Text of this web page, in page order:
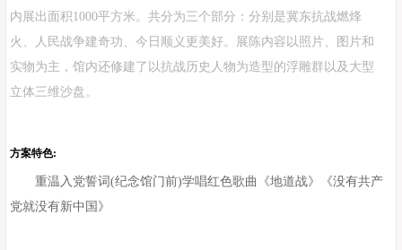
内展出面积1000平方米。共分为三个部分：分别是冀东抗战燃烽
火、人民战争建奇功、今日顺义更美好。展陈内容以照片、图片和
实物为主，馆内还修建了以抗战历史人物为造型的浮雕群以及大型
立体三维沙盘。
方案特色:
重温入党誓词(纪念馆门前)学唱红色歌曲《地道战》《没有共产
党就没有新中国》